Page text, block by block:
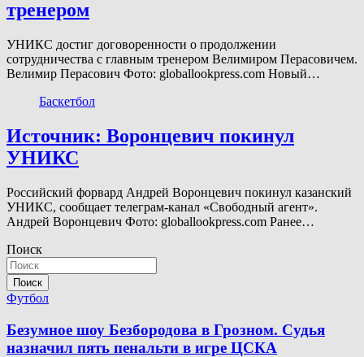
тренером
УНИКС достиг договоренности о продолжении
сотрудничества с главным тренером Велимиром Перасовичем.
Велимир Перасович Фото: globallookpress.com Новый…
Баскетбол
Источник: Воронцевич покинул
УНИКС
Российский форвард Андрей Воронцевич покинул казанский
УНИКС, сообщает телеграм-канал «Свободный агент».
Андрей Воронцевич Фото: globallookpress.com Ранее…
Поиск
Поиск
Футбол
Безумное шоу Безбородова в Грозном. Судья
назначил пять пенальти в игре ЦСКА